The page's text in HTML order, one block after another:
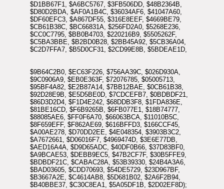
$D1BB67F1, $A6BC5767, $3FB506DD, $48B2364B,
$D80D2BDA, $AF0A1B4C, $36034AF6, $41047A60,
$DF60EFC3, $A867DF55, $316E8EEF, $4669BE79,
$CB61B38C, $BC66831A, $256FD2A0, $5268E236,
$CC0C7795, $BB0B4703, $220216B9, $5505262F,
$C5BA3BBE, $B2BD0B28, $2BB45A92, $5CB36A04,
$C2D7FFA7, $B5D0CF31, $2CD99E8B, $5BDEAE1D,
$9B64C2B0, $EC63F226, $756AA39C, $026D930A,
$9C0906A9, $EB0E363F, $72076785, $05005713,
$95BF4A82, $E2B87A14, $7BB12BAE, $0CB61B38,
$92D28E9B, $E5D5BE0D, $7CDCEFB7, $0BDBDF21,
$86D3D2D4, $F1D4E242, $68DDB3F8, $1FDA836E,
$81BE16CD, $F6B9265B, $6FB077E1, $18B74777,
$88085AE6, $FF0F6A70, $66063BCA, $11010B5C,
$8F659EFF, $F862AE69, $616BFFD3, $166CCF45,
$A00AE278, $D70DD2EE, $4E048354, $3903B3C2,
$A7672661, $D06016F7, $4969474D, $3E6E77DB,
$AED16A4A, $D9D65ADC, $40DF0B66, $37D83BF0,
$A9BCAE53, $DEBB9EC5, $47B2CF7F, $30B5FFE9,
$BDBDF21C, $CABAC28A, $53B39330, $24B4A3A6,
$BAD03605, $CDD70693, $54DE5729, $23D967BF,
$B3667A2E, $C4614AB8, $5D681B02, $2A6F2B94,
$B40BBE37, $C30C8EA1, $5A05DF1B, $2D02EF8D);